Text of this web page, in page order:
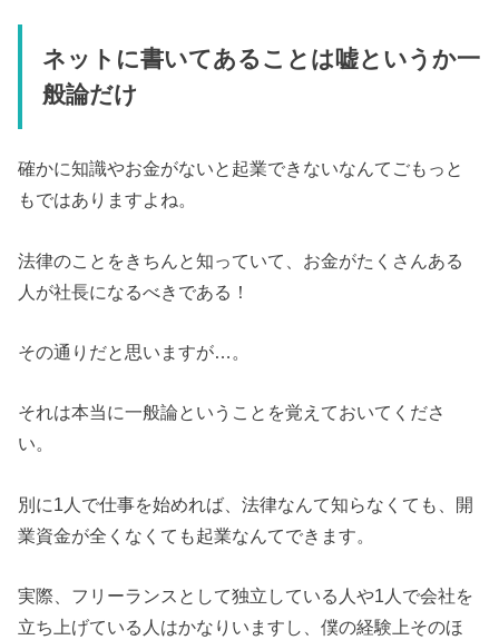
ネットに書いてあることは嘘というか一
般論だけ
確かに知識やお金がないと起業できないなんてごもっと
もではありますよね。
法律のことをきちんと知っていて、お金がたくさんある
人が社長になるべきである！
その通りだと思いますが…。
それは本当に一般論ということを覚えておいてくださ
い。
別に1人で仕事を始めれば、法律なんて知らなくても、開
業資金が全くなくても起業なんてできます。
実際、フリーランスとして独立している人や1人で会社を
立ち上げている人はかなりいますし、僕の経験上そのほ